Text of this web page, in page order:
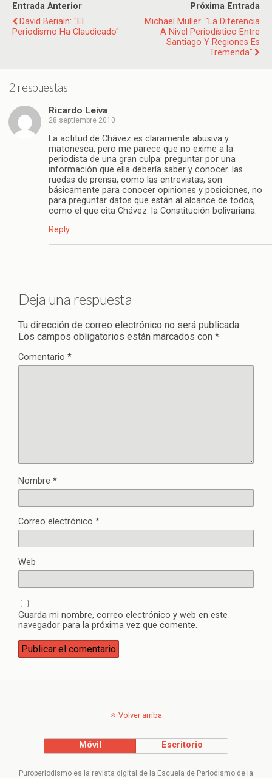
Entrada Anterior
David Beriain: "El
Periodismo Ha Claudicado"
Próxima Entrada
Michael Müller: "La Diferencia
A Nivel Periodístico Entre
Santiago Y Regiones Es
Tremenda"
2 respuestas
Ricardo Leiva
28 septiembre 2010
La actitud de Chávez es claramente abusiva y
matonesca, pero me parece que no exime a la
periodista de una gran culpa: preguntar por una
información que ella debería saber y conocer. las
ruedas de prensa, como las entrevistas, son
básicamente para conocer opiniones y posiciones, no
para preguntar datos que están al alcance de todos,
como el que cita Chávez: la Constitución bolivariana.
Reply
Deja una respuesta
Tu dirección de correo electrónico no será publicada.
Los campos obligatorios están marcados con *
Comentario *
Nombre *
Correo electrónico *
Web
Guarda mi nombre, correo electrónico y web en este
navegador para la próxima vez que comente.
Volver arriba
Móvil Escritorio
Puroperiodismo es la revista digital de la Escuela de Periodismo de la